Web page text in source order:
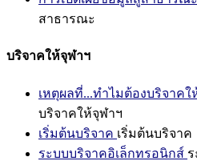
สาธารณะ
บริจาคให้จุฬาฯ
เหตุผลที่...ทำไมต้องบริจาคใ
บริจาคให้จุฬาฯ
เริ่มต้นบริจาค เริ่มต้นบริจาค
ระบบบริจาคอิเล็กทรอนิกส์